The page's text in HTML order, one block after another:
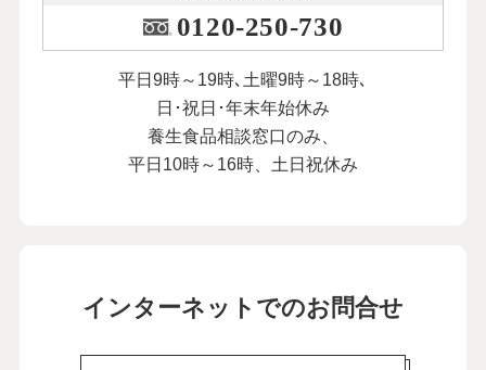
0120-250-730
平日9時～19時､土曜9時～18時､
日･祝日･年末年始休み
養生食品相談窓口のみ、
平日10時～16時、土日祝休み
インターネットでのお問合せ